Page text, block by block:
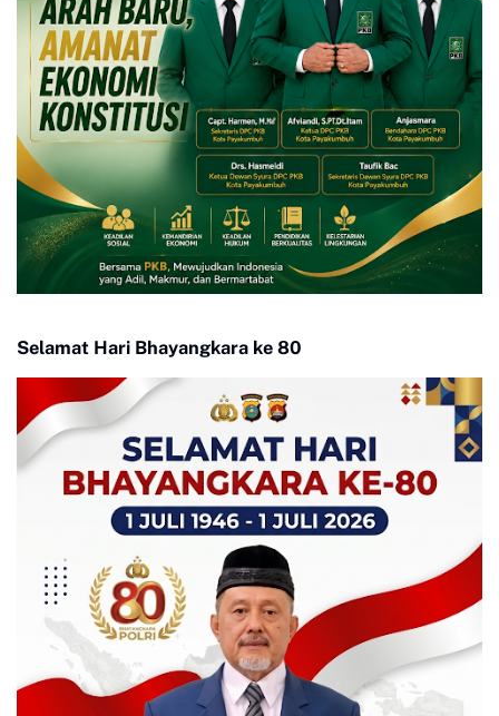
Selamat Hari Bhayangkara ke 80